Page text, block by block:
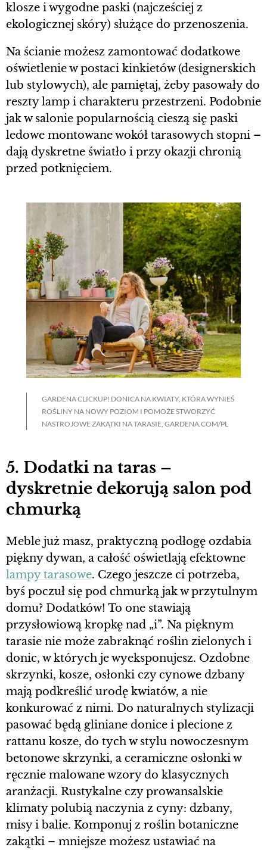
klosze i wygodne paski (najcześciej z
ekologicznej skóry) służące do przenoszenia.
Na ścianie możesz zamontować dodatkowe
oświetlenie w postaci kinkietów (designerskich
lub stylowych), ale pamiętaj, żeby pasowały do
reszty lamp i charakteru przestrzeni. Podobnie
jak w salonie popularnością cieszą się paski
ledowe montowane wokół tarasowych stopni –
dają dyskretne światło i przy okazji chronią
przed potknięciem.
GARDENA CLICKUP! DONICA NA KWIATY, KTÓRA WYNIEŚ
ROŚLINY NA NOWY POZIOM I POMOŻE STWORZYĆ
NASTROJOWE ZAKĄTKI NA TARASIE, GARDENA.COM/PL
5. Dodatki na taras –
dyskretnie dekorują salon pod
chmurką
Meble już masz, praktyczną podłogę ozdabia
piękny dywan, a całość oświetlają efektowne
lampy tarasowe. Czego jeszcze ci potrzeba,
byś poczuł się pod chmurką jak w przytulnym
domu? Dodatków! To one stawiają
przysłowiową kropkę nad „i”. Na pięknym
tarasie nie może zabraknąć roślin zielonych i
donic, w których je wyeksponujesz. Ozdobne
skrzynki, kosze, osłonki czy cynowe dzbany
mają podkreślić urodę kwiatów, a nie
konkurować z nimi. Do naturalnych stylizacji
pasować będą gliniane donice i plecione z
rattanu kosze, do tych w stylu nowoczesnym
betonowe skrzynki, a ceramiczne osłonki w
ręcznie malowane wzory do klasycznych
aranżacji. Rustykalne czy prowansalskie
klimaty polubią naczynia z cyny: dzbany,
misy i balie. Komponuj z roślin botaniczne
zakątki – mniejsze możesz ustawiać na